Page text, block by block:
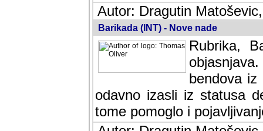
Autor: Dragutin
Barikada (INT) - Nove nade
Rubrika,
bendova
odavno izasli iz statusa
tome pomoglo i